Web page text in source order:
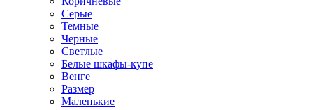
Серые
Темные
Черные
Светлые
Белые шкафы-купе
Венге
Размер
Маленькие